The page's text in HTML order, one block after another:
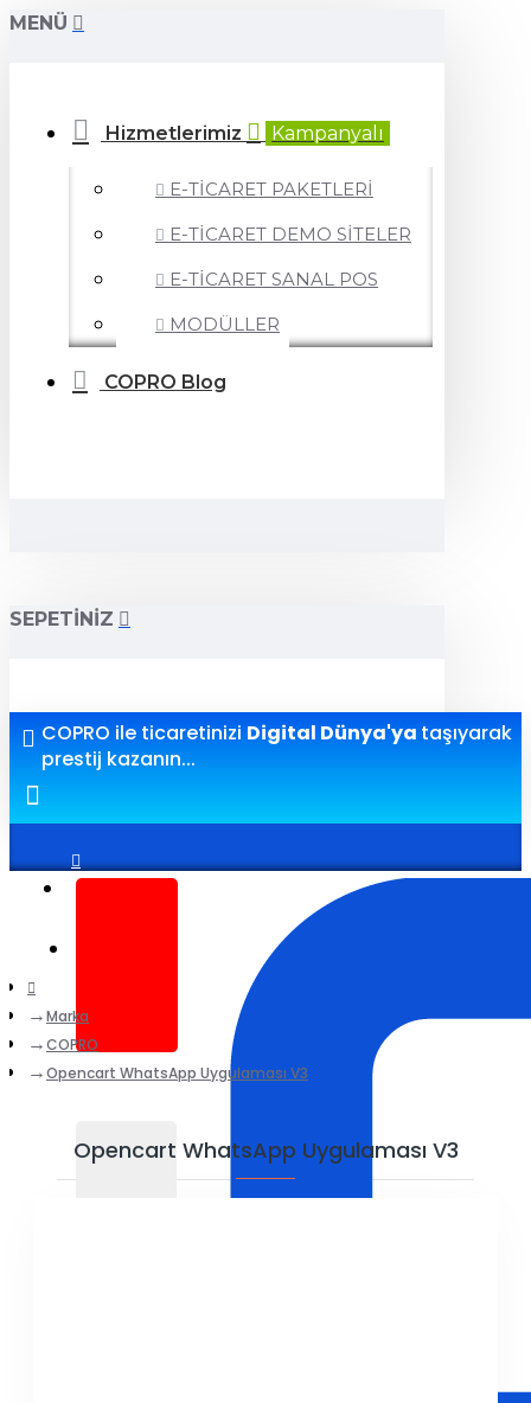
MENÜ
Hizmetlerimiz Kampanyalı
E-TİCARET PAKETLERİ
E-TİCARET DEMO SİTELER
E-TİCARET SANAL POS
MODÜLLER
COPRO Blog
SEPETINIZ
COPRO ile ticaretinizi Digital Dünya'ya taşıyarak
prestij kazanın...
Giriş yap
Marka
COPRO
Opencart WhatsApp Uygulaması V3
Opencart WhatsApp Uygulaması V3